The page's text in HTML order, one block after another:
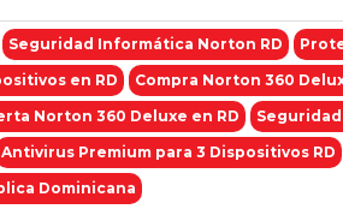
Seguridad Informática Norton RD
en RD Compra Norton 360
Norton 360 Deluxe en RD
Antivirus Premium para 3 Dispositivos RD
Dominicana